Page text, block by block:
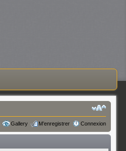
Gallery M’enregistrer Connexion